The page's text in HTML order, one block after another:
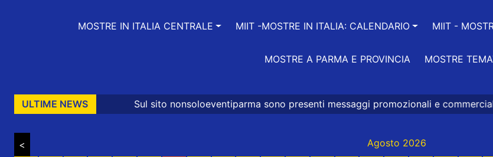
MOSTRE IN ITALIA CENTRALE MIIT -MOSTRE IN ITALIA: CALENDARIO MIIT -
MOSTRE A PARMA E PROVINCIA MOSTRE
ULTIME NEWS
Sul sito nonsoloeventiparma sono presenti messaggi promozionali e commerciali
< Agosto 2026